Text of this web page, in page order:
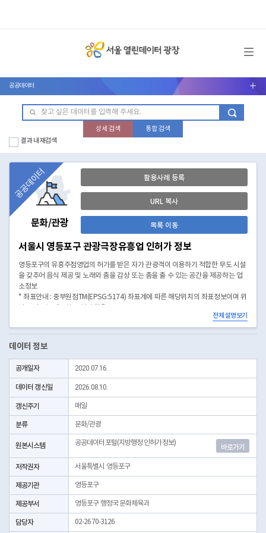
메뉴 열기
공공데이터 서브메뉴 열기
상세 검색
통합 검색
결과 내 재검색
문화/관광
공공데이터 활용사례 등록
URL 복사
목록 이동
서울시 영등포구 관광극장유흥업 인허가 정보
영등포구의 유흥주점영업의 허가를 받은 자가 관광객이 이용하기 적합한 무도 시설
을 갖추어 음식 제공 및 노래와 춤을 감상 또는 춤을 출 수 있는 공간을 제공하는 업
소정보
* 좌표안내 : 중부원점TM(EPSG:5174) 좌표계에 따른 해당위치의 좌표정보이며 위
* 시군구코드명은 "서울특별시 자치구 기관코드" 데이터셋에서 확인 가능합니다.
전체 설명보기
데이터 정보
공개일자 2020.07.16.
데이터 갱신일 2026.08.10.
갱신주기 매일
분류 문화/관광
원본시스템 공공데이터포털(지방행정 인허가정보)
바로가기
저작권자 서울특별시 영등포구
제공기관 영등포구
제공부서 영등포구 행정국 문화체육과
담당자 02-2670-3126